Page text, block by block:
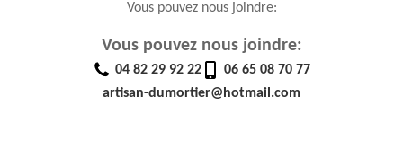
Vous pouvez nous joindre:
Vous pouvez nous joindre:
04 82 29 92 22
06 65 08 70 77
artisan-dumortier@hotmail.com